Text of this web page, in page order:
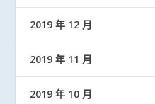
2019 年 12 月
2019 年 11 月
2019 年 10 月